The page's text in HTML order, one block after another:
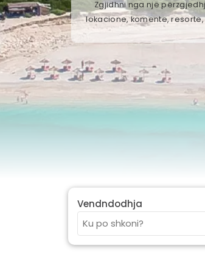
Zgjidhni nga një
lokacione, komente,
Vendndodhja